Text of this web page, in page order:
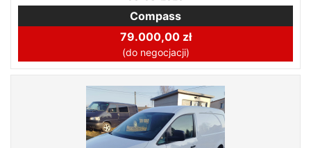
Compass
79.000,00 zł
(do negocjacji)